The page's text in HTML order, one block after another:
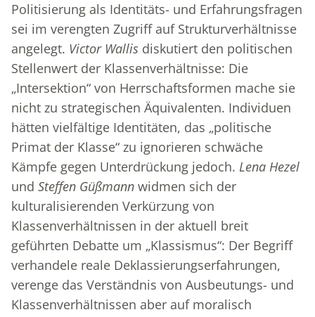
Politisierung als Identitäts- und Erfahrungsfragen
sei im verengten Zugriff auf Strukturverhältnisse
angelegt. Victor Wallis diskutiert den politischen
Stellenwert der Klassenverhältnisse: Die
„Intersektion“ von Herrschaftsformen mache sie
nicht zu strategischen Äquivalenten. Individuen
hätten vielfältige Identitäten, das „politische
Primat der Klasse“ zu ignorieren schwäche
Kämpfe gegen Unterdrückung jedoch. Lena Hezel
und Steffen Güßmann widmen sich der
kulturalisierenden Verkürzung von
Klassenverhältnissen in der aktuell breit
geführten Debatte um „Klassismus“: Der Begriff
verhandele reale Deklassierungserfahrungen,
verenge das Verständnis von Ausbeutungs- und
Klassenverhältnissen aber auf moralisch